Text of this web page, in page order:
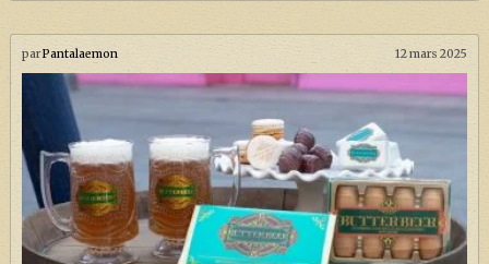
parPantalaemon 12 mars 2025